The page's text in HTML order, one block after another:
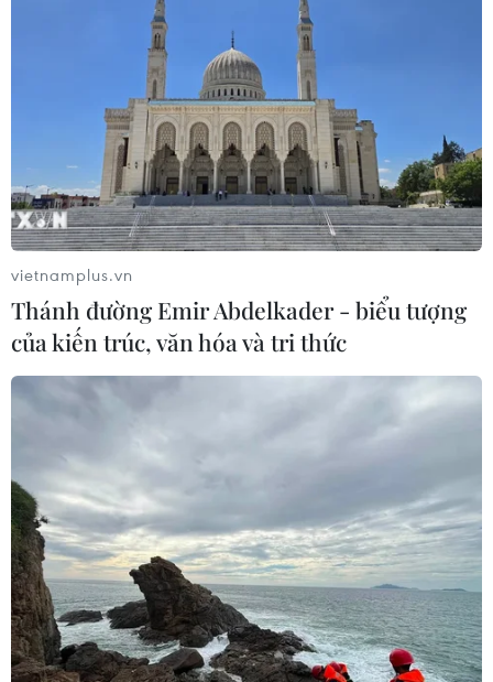
Theo dõi VietnamPlus
TIN LIÊN QUAN
Lễ Trao giải Emmy 2023 bị hoãn vì đình
công kéo dài tại Hollywood
28/07/2023 07:29
Truyền thông Mỹ đưa tin Lễ Trao giải Truyền hình Emmy
vietnamplus.vn
Thánh đường Emir Abdelkader - biểu tượng
của kiến trúc, văn hóa và tri thức